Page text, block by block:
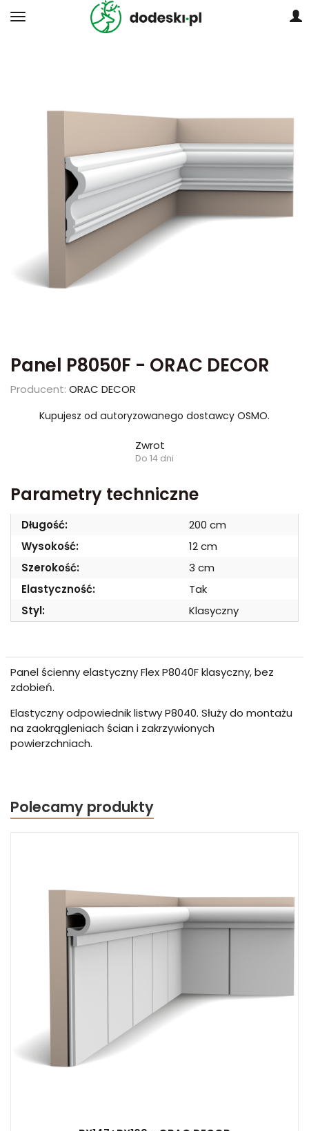
Panel P8050F - ORAC DECOR
Producent: ORAC DECOR
Kupujesz od autoryzowanego dostawcy OSMO.
Zwrot
Do 14 dni
Parametry techniczne
Długość:
200 cm
Wysokość:
12 cm
Szerokość:
3 cm
Elastyczność:
Tak
Styl:
Klasyczny
Panel ścienny elastyczny Flex P8040F klasyczny, bez
zdobień.
Elastyczny odpowiednik listwy P8040. Służy do montażu
na zaokrągleniach ścian i zakrzywionych
powierzchniach.
Polecamy produkty